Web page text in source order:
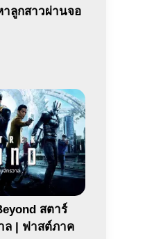
ลูกสาวผ่านจอ
สตาร์
ล | ฟาสต์ภาค